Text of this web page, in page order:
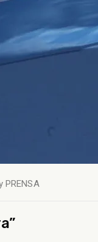
PRENSA